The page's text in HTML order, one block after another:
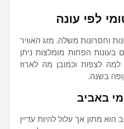
לפי עונה
וחסרונות משלה. מזג האוויר
בעונות הפחות מומלצות ניתן
לצפות וכמובן מה לארוז
בשנה.
באביב
הוא מתון אך עלול להיות עדיין